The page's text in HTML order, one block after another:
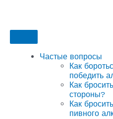
Частые вопросы
Как
победить
Как
стороны?
Как
пивного